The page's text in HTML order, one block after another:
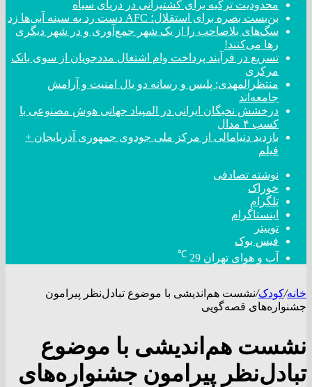
محدودیت ترکیه برای کشتیرانی در دریای سیاه
بن‌بست بصره برای استقلال؛ AFC دست رد به سینه آبی‌ها زد
سگ‌های بلاصاحب را از یک شهر جمع‌آوری و در شهر دیگری
رها می‌کنند!
تسریع در فرآیند پرداخت وام اشتغال مددجویان از سوی بانک
مرکزی
منتظرالمهدی: پلیس و رسانه دو بال امنیت و آرامش
جامعه‌اند
درخشش نخبگان ایرانی در المپیاد جهانی هوش مصنوعی با
کسب ۴ مدال
بازدید دنیامالی از مرکز ملی جودوی جمهوری آذربایجان +
فیلم
نوشته تصادفی
خوراک
تلگرام
اینستاگرام
توییتر
فیس بوک
آب و هوای تهران 29
℃
خانه/کودک/نشست هم‌اندیشی با موضوع تبادل‌نظر پیرامون
جشنواره‌های قصه‌گویی
نشست هم‌اندیشی با موضوع
تبادل‌نظر پیرامون جشنواره‌های